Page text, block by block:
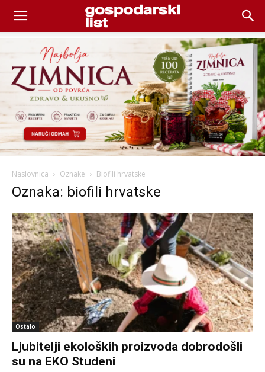
Naslovnica Oznake Biofili hrvatske
Oznaka: biofili hrvatske
Ostalo
Ljubitelji ekoloških proizvoda dobrodošli
su na EKO Studeni